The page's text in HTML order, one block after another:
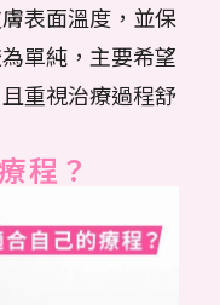
表面溫度，並保
單純，主要希望
重視治療過程舒
程？